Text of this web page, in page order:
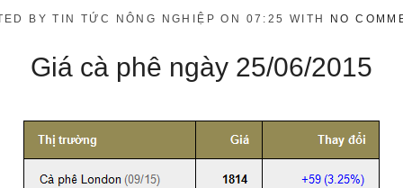
BY TIN TỨC NÔNG NGHIỆP ON 07:25 WITH NO
Giá cà phê ngày 25/06/2015